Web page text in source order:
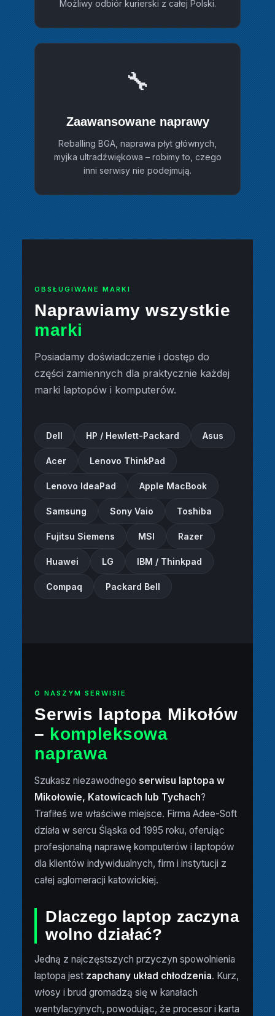
Możliwy odbiór kurierski z całej Polski.
🔧
Zaawansowane naprawy
Reballing BGA, naprawa płyt głównych,
myjka ultradźwiękowa – robimy to, czego
inni serwisy nie podejmują.
OBSŁUGIWANE MARKI
Naprawiamy wszystkie
marki
Posiadamy doświadczenie i dostęp do
części zamiennych dla praktycznie każdej
marki laptopów i komputerów.
Dell HP / Hewlett-Packard Asus
Acer Lenovo ThinkPad
Lenovo IdeaPad Apple MacBook
Samsung Sony Vaio Toshiba
Fujitsu Siemens MSI Razer
Huawei LG IBM / Thinkpad
Compaq Packard Bell
O NASZYM SERWISIE
Serwis laptopa Mikołów
– kompleksowa
naprawa
Szukasz niezawodnego serwisu laptopa w
Mikołowie, Katowicach lub Tychach?
Trafiłeś we właściwe miejsce. Firma Adee-Soft
działa w sercu Śląska od 1995 roku, oferując
profesjonalną naprawę komputerów i laptopów
dla klientów indywidualnych, firm i instytucji z
całej aglomeracji katowickiej.
Dlaczego laptop zaczyna
wolno działać?
Jedną z najczęstszych przyczyn spowolnienia
laptopa jest zapchany układ chłodzenia. Kurz,
włosy i brud gromadzą się w kanałach
wentylacyjnych, powodując, że procesor i karta